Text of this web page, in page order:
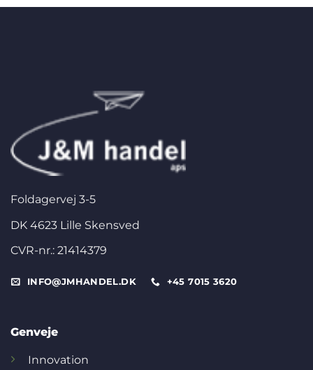
Foldagervej 3-5
DK 4623 Lille Skensved
CVR-nr.: 21414379
INFO@JMHANDEL.DK +45 7015 3620
Genveje
Innovation